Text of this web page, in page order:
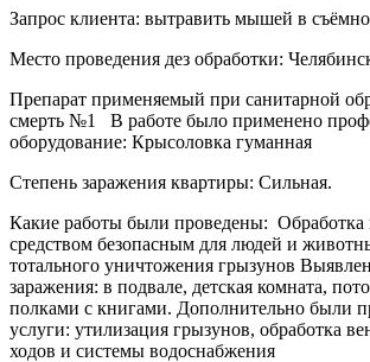
Запрос клиента: вытравить мышей в
Место проведения дез обработки:
Препарат применяемый при санитарной
смерть №1 В работе было применено
оборудование: Крысоловка гуманная
Степень заражения квартиры: Сильная.
Какие работы были проведены: Обработка
средством безопасным для людей и
тотального уничтожения грызунов
заражения: в подвале, детская комната,
полками с книгами. Дополнительно были
услуги: утилизация грызунов, обработка
ходов и системы водоснабжения